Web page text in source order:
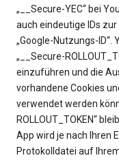
„__Secure-YEC“ bei
auch eindeutige IDs
„Google-Nutzungs-ID“.
„__Secure-
einzuführen und die
vorhandene Cookies
verwendet werden
ROLLOUT_TOKEN“
App wird je nach Ihren
Protokolldatei auf